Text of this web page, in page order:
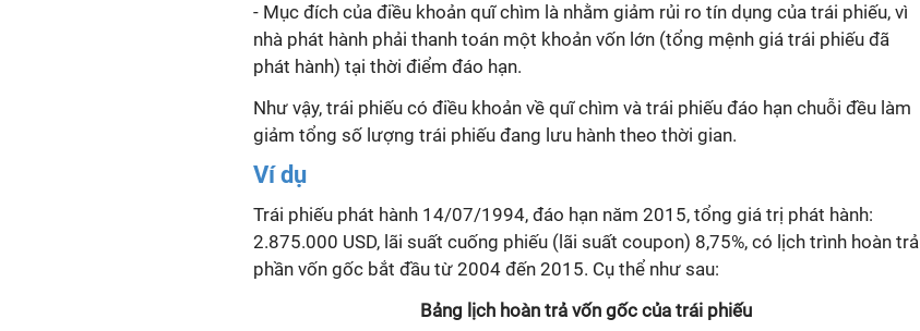
- Mục đích của điều khoản quĩ chìm là nhằm giảm rủi ro tín dụng của trái phiếu, vì
nhà phát hành phải thanh toán một khoản vốn lớn (tổng mệnh giá trái phiếu đã
phát hành) tại thời điểm đáo hạn.
Như vậy, trái phiếu có điều khoản về quĩ chìm và trái phiếu đáo hạn chuỗi đều làm
giảm tổng số lượng trái phiếu đang lưu hành theo thời gian.
Ví dụ
Trái phiếu phát hành 14/07/1994, đáo hạn năm 2015, tổng giá trị phát hành:
2.875.000 USD, lãi suất cuống phiếu (lãi suất coupon) 8,75%, có lịch trình hoàn trả
phần vốn gốc bắt đầu từ 2004 đến 2015. Cụ thể như sau:
Bảng lịch hoàn trả vốn gốc của trái phiếu